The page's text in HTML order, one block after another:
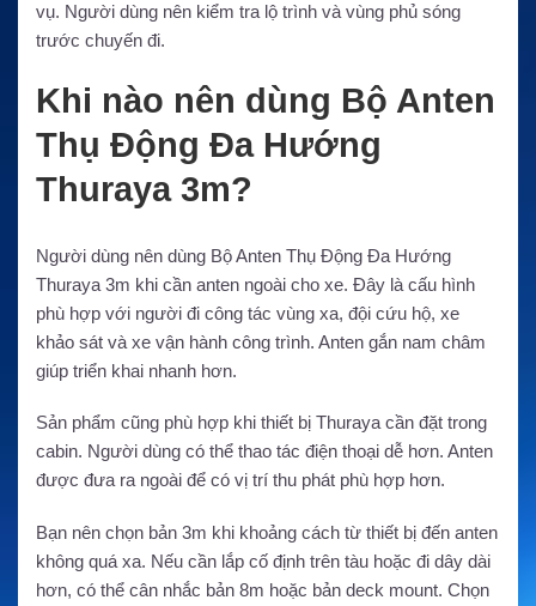
vụ. Người dùng nên kiểm tra lộ trình và vùng phủ sóng
trước chuyến đi.
Khi nào nên dùng Bộ Anten
Thụ Động Đa Hướng
Thuraya 3m?
Người dùng nên dùng Bộ Anten Thụ Động Đa Hướng
Thuraya 3m khi cần anten ngoài cho xe. Đây là cấu hình
phù hợp với người đi công tác vùng xa, đội cứu hộ, xe
khảo sát và xe vận hành công trình. Anten gắn nam châm
giúp triển khai nhanh hơn.
Sản phẩm cũng phù hợp khi thiết bị Thuraya cần đặt trong
cabin. Người dùng có thể thao tác điện thoại dễ hơn. Anten
được đưa ra ngoài để có vị trí thu phát phù hợp hơn.
Bạn nên chọn bản 3m khi khoảng cách từ thiết bị đến anten
không quá xa. Nếu cần lắp cố định trên tàu hoặc đi dây dài
hơn, có thể cân nhắc bản 8m hoặc bản deck mount. Chọn